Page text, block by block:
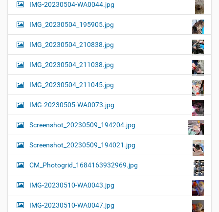
IMG-20230504-WA0044.jpg
IMG_20230504_195905.jpg
IMG_20230504_210838.jpg
IMG_20230504_211038.jpg
IMG_20230504_211045.jpg
IMG-20230505-WA0073.jpg
Screenshot_20230509_194204.jpg
Screenshot_20230509_194021.jpg
CM_Photogrid_1684163932969.jpg
IMG-20230510-WA0043.jpg
IMG-20230510-WA0047.jpg